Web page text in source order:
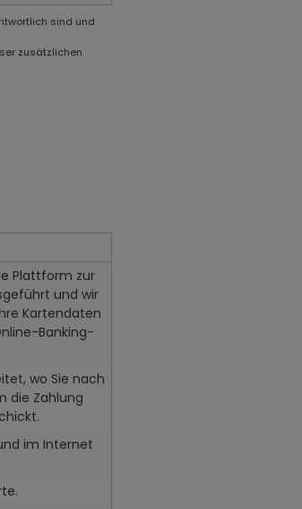
sind und
zusätzlichen
Plattform zur
und wir
Kartendaten
Banking-
wo Sie nach
die Zahlung
im Internet